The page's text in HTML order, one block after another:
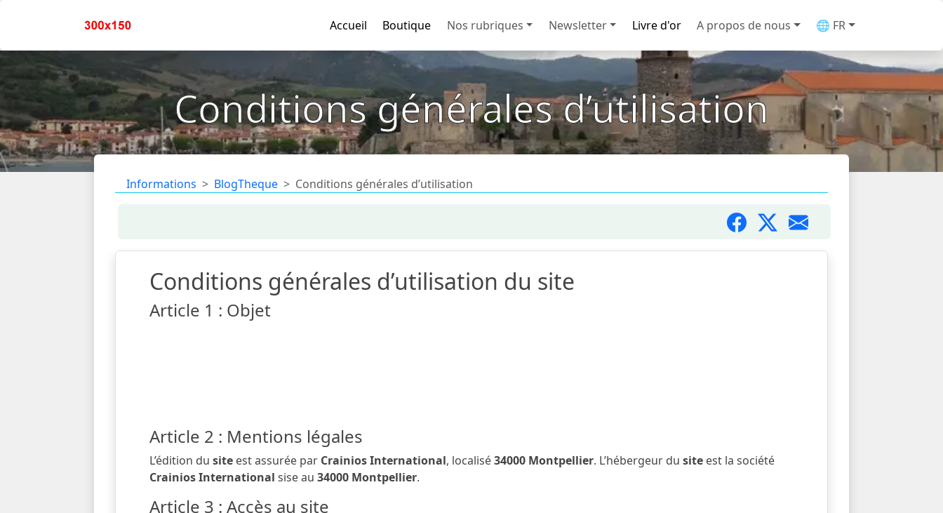
Accueil Boutique Nos rubriques Newsletter Livre d'or A propos de nous 🌐 FR
Conditions générales d’utilisation
Informations BlogTheque Conditions générales d’utilisation
Conditions générales d’utilisation du site
Article 1 : Objet
Article 2 : Mentions légales
L’édition dusite est assurée par Crainios International, localisé34000 Montpellier. L’hébergeur dusite est la société
Crainios International sise au34000 Montpellier.
Article 3 : Accès au site